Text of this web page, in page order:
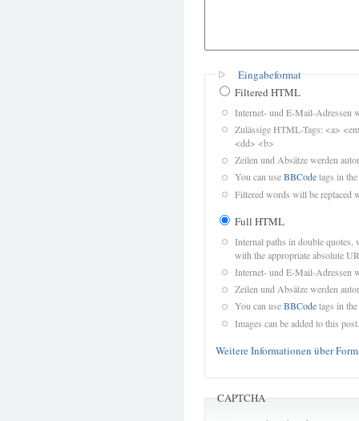
Eingabeformat
Filtered HTML
Internet- und E-Mail-Adressen
Zulässige HTML-Tags: <a>
<dd> <b>
Zeilen und Absätze werden
You can useBBCodetags in
Filtered words will be replaced
Full HTML
Internal paths in double quotes,
with the appropriate absolute
Internet- und E-Mail-Adressen
Zeilen und Absätze werden
You can useBBCodetags in
Images can be added to this post.
Weitere Informationen über
CAPTCHA